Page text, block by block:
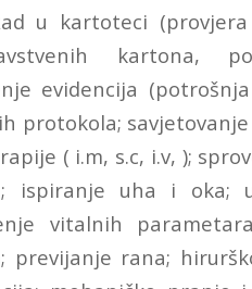
u kartoteci
kartona,
evidencija
protokola;
( i.m, s.c, i.v, );
ispiranje uha i oka;
vitalnih
previjanje rana;